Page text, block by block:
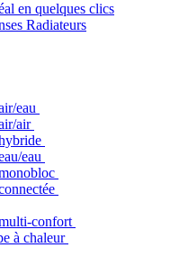
en quelques clics
Radiateurs
eau
air
eau
confort
à chaleur